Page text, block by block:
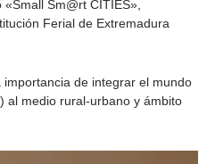
Sm@rt CITIES»,
Ferial de Extremadura
de integrar el mundo
al medio rural-urbano y ámbito